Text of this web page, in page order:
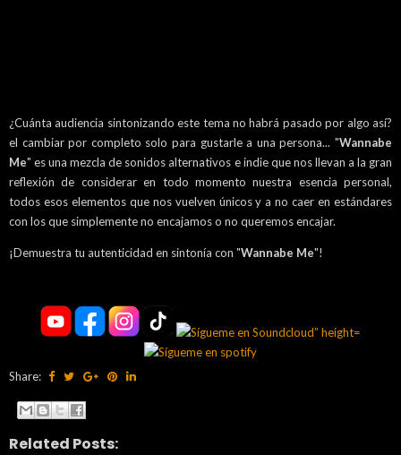
¿Cuánta audiencia sintonizando este tema no habrá pasado por algo así?
el cambiar por completo solo para gustarle a una persona... "Wannabe
Me" es una mezcla de sonidos alternativos e indie que nos llevan a la gran
reflexión de considerar en todo momento nuestra esencia personal,
todos esos elementos que nos vuelven únicos y a no caer en estándares
con los que simplemente no encajamos o no queremos encajar.
¡Demuestra tu autenticidad en sintonía con "Wannabe Me"!
Share:
Related Posts: